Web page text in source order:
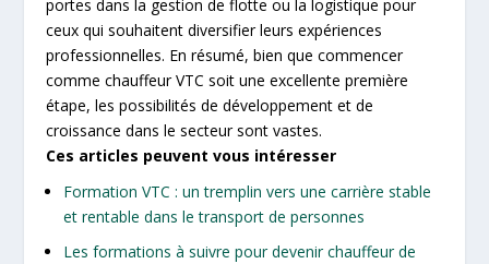
portes dans la gestion de flotte ou la logistique pour
ceux qui souhaitent diversifier leurs expériences
professionnelles. En résumé, bien que commencer
comme chauffeur VTC soit une excellente première
étape, les possibilités de développement et de
croissance dans le secteur sont vastes.
Ces articles peuvent vous intéresser
Formation VTC : un tremplin vers une carrière stable
et rentable dans le transport de personnes
Les formations à suivre pour devenir chauffeur de